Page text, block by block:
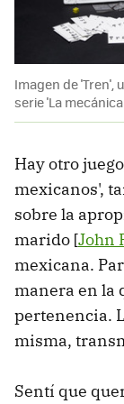
Imagen de 'Tren',
serie 'La
Hay otro
mexicanos',
sobre la
marido [John
mexicana.
manera en la
pertenencia.
misma,
Sentí que